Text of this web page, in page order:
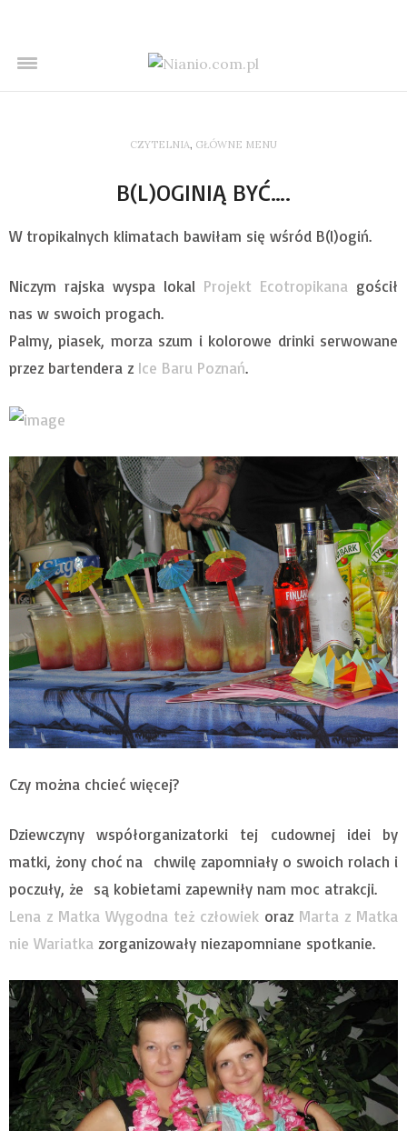
CZYTELNIA, GŁÓWNE MENU
B(L)OGINIĄ BYĆ….
W tropikalnych klimatach bawiłam się wśród B(l)ogiń.
Niczym rajska wyspa lokal Projekt Ecotropikana gościł
nas w swoich progach.
Palmy, piasek, morza szum i kolorowe drinki serwowane
przez bartendera z Ice Baru Poznań.
Czy można chcieć więcej?
Dziewczyny współorganizatorki tej cudownej idei by
matki, żony choć na chwilę zapomniały o swoich rolach i
poczuły, że są kobietami zapewniły nam moc atrakcji.
Lena z Matka Wygodna też człowiek oraz Marta z Matka
nie Wariatka zorganizowały niezapomniane spotkanie.